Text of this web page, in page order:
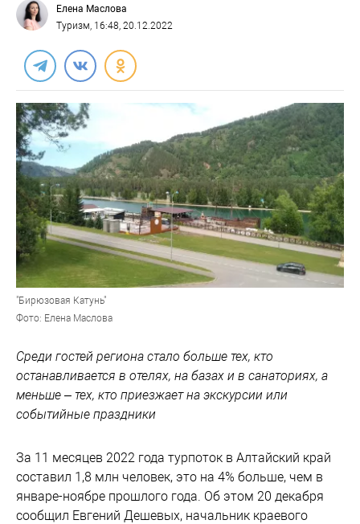
Елена Маслова
Туризм, 16:48, 20.12.2022
"Бирюзовая Катунь"
Фото: Елена Маслова
Среди гостей региона стало больше тех, кто
останавливается в отелях, на базах и в санаториях, а
меньше – тех, кто приезжает на экскурсии или
событийные праздники
За 11 месяцев 2022 года турпоток в Алтайский край
составил 1,8 млн человек, это на 4% больше, чем в
январе-ноябре прошлого года. Об этом 20 декабря
сообщил Евгений Дешевых, начальник краевого